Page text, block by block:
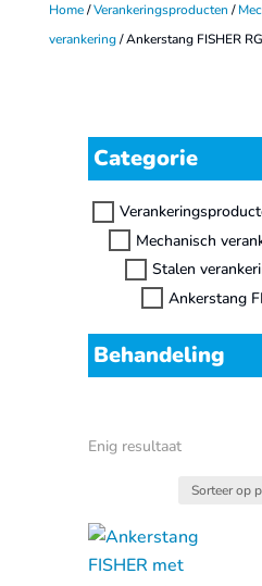
Home/Verankeringsproducten /
verankering/ Ankerstang FISHER
Categorie
Mechanisch
Stalen
Ankerstang
Behandeling
Enig resultaat